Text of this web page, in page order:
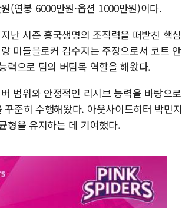
(연봉 6000만원·옵션 1000만원)이다.
난 시즌 흥국생명의 조직력을 떠받친 핵심
미들블로커 김수지는 주장으로서 코트 안
력으로 팀의 버팀목 역할을 해왔다.
범위와 안정적인 리시브 능력을 바탕으로
준히 수행해왔다. 아웃사이드히터 박민지
형을 유지하는 데 기여했다.